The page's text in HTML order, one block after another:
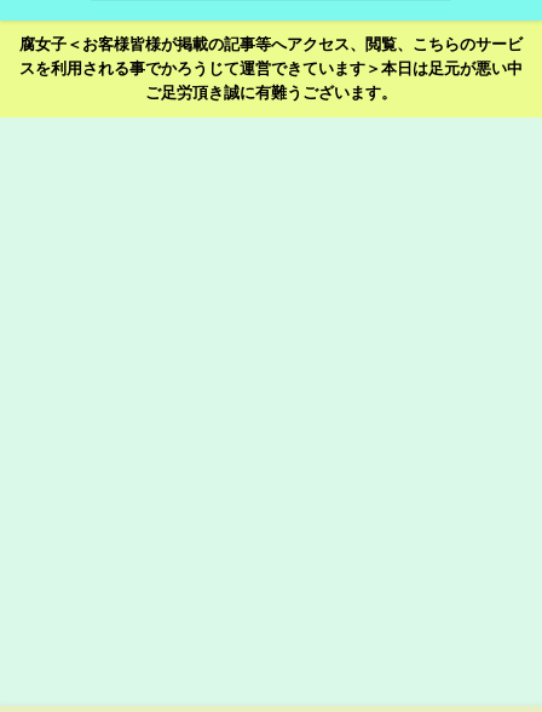
腐女子＜お客様皆様が掲載の記事等へアクセス、閲覧、こちらのサービ
スを利用される事でかろうじて運営できています＞本日は足元が悪い中
ご足労頂き誠に有難うございます。